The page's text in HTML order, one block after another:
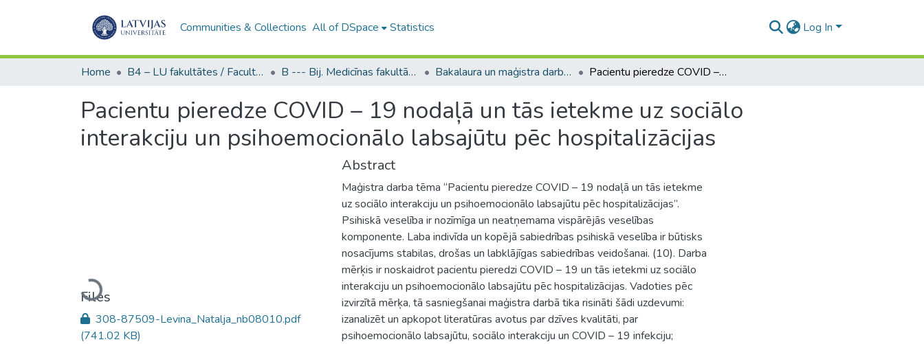
Communities & Collections All of DSpace Statistics Log In
Home B4 – LU fakultātes / Faculties of the UL B --- Bij. Medicīnas fakultātes studentu noslēguma darbi / Faculty of Medicine - Graduate works Bakalaura un maģistra darbi (MF) / Bachelor's and Master's theses Pacientu pieredze COVID – 19 nodaļā un tās ietekme uz sociālo interakciju un psihoemocionālo labsajūtu pēc hospitalizācijas
Pacientu pieredze COVID – 19 nodaļā un tās ietekme uz sociālo
interakciju un psihoemocionālo labsajūtu pēc hospitalizācijas
Loading...
Files
308-87509-Levina_Natalja_nb08010.pdf
(741.02 KB)
Abstract
Maģistra darba tēma “Pacientu pieredze COVID – 19 nodaļā un tās ietekme
uz sociālo interakciju un psihoemocionālo labsajūtu pēc hospitalizācijas”.
Psihiskā veselība ir nozīmīga un neatņemama vispārējās veselības
komponente. Laba indivīda un kopējā sabiedrības psihiskā veselība ir būtisks
nosacījums stabilas, drošas un labklājīgas sabiedrības veidošanai. (10). Darba
mērķis ir noskaidrot pacientu pieredzi COVID – 19 un tās ietekmi uz sociālo
interakciju un psihoemocionālo labsajūtu pēc hospitalizācijas. Vadoties pēc
izvirzītā mērķa, tā sasniegšanai maģistra darbā tika risināti šādi uzdevumi:
izanalizēt un apkopot literatūras avotus par dzīves kvalitāti, par
psihoemocionālo labsajūtu, sociālo interakciju un COVID – 19 infekciju;